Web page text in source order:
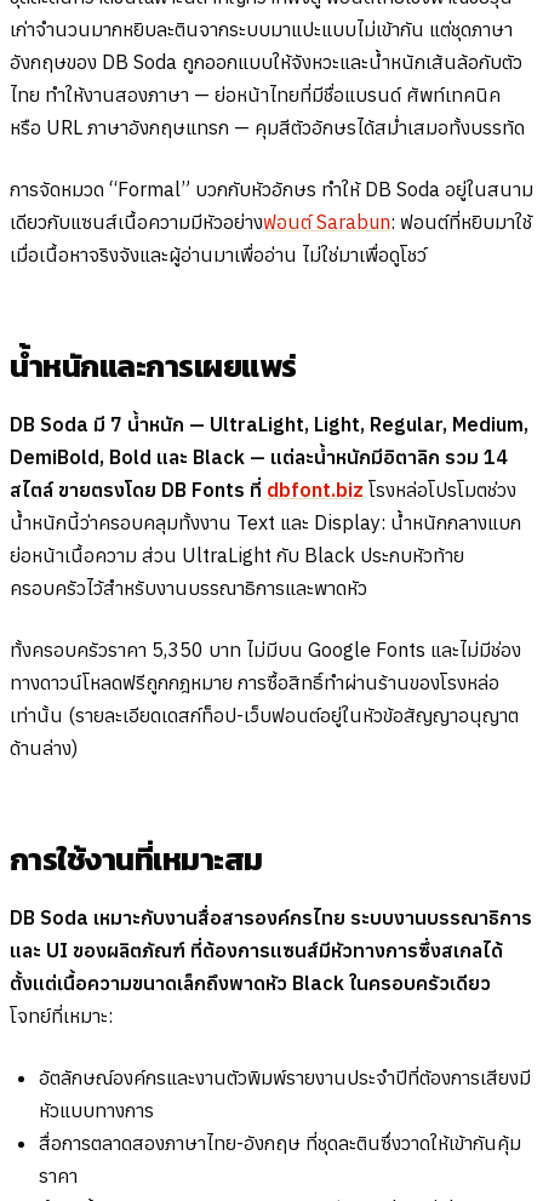
เก่าจำนวนมากหยิบละตินจากระบบมาแปะแบบไม่เข้ากัน แต่ชุดภาษา
อังกฤษของ DB Soda ถูกออกแบบให้จังหวะและน้ำหนักเส้นล้อกับตัว
ไทย ทำให้งานสองภาษา — ย่อหน้าไทยที่มีชื่อแบรนด์ ศัพท์เทคนิค
หรือ URL ภาษาอังกฤษแทรก — คุมสีตัวอักษรได้สม่ำเสมอทั้งบรรทัด
การจัดหมวด “Formal” บวกกับหัวอักษร ทำให้ DB Soda อยู่ในสนาม
เดียวกับแซนส์เนื้อความมีหัวอย่างฟอนต์ Sarabun: ฟอนต์ที่หยิบมาใช้
เมื่อเนื้อหาจริงจังและผู้อ่านมาเพื่ออ่าน ไม่ใช่มาเพื่อดูโชว์
น้ำหนักและการเผยแพร่
DB Soda มี 7 น้ำหนัก — UltraLight, Light, Regular, Medium,
DemiBold, Bold และ Black — แต่ละน้ำหนักมีอิตาลิก รวม 14
สไตล์ ขายตรงโดย DB Fonts ที่ dbfont.biz โรงหล่อโปรโมตช่วง
น้ำหนักนี้ว่าครอบคลุมทั้งงาน Text และ Display: น้ำหนักกลางแบก
ย่อหน้าเนื้อความ ส่วน UltraLight กับ Black ประกบหัวท้าย
ครอบครัวไว้สำหรับงานบรรณาธิการและพาดหัว
ทั้งครอบครัวราคา 5,350 บาท ไม่มีบน Google Fonts และไม่มีช่อง
ทางดาวน์โหลดฟรีถูกกฎหมาย การซื้อสิทธิ์ทำผ่านร้านของโรงหล่อ
เท่านั้น (รายละเอียดเดสก์ท็อป-เว็บฟอนต์อยู่ในหัวข้อสัญญาอนุญาต
ด้านล่าง)
การใช้งานที่เหมาะสม
DB Soda เหมาะกับงานสื่อสารองค์กรไทย ระบบงานบรรณาธิการ
และ UI ของผลิตภัณฑ์ ที่ต้องการแซนส์มีหัวทางการซึ่งสเกลได้
ตั้งแต่เนื้อความขนาดเล็กถึงพาดหัว Black ในครอบครัวเดียว
โจทย์ที่เหมาะ:
อัตลักษณ์องค์กรและงานตัวพิมพ์รายงานประจำปีที่ต้องการเสียงมี
หัวแบบทางการ
สื่อการตลาดสองภาษาไทย-อังกฤษ ที่ชุดละตินซึ่งวาดให้เข้ากันคุ้ม
ราคา